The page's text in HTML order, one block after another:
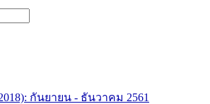
กันยายน - ธันวาคม 2561